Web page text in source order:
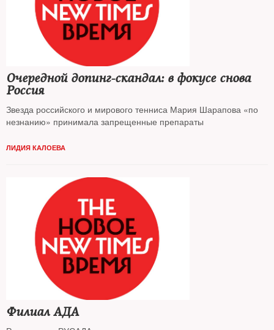
Очередной допинг-скандал: в фокусе снова
Россия
Звезда российского и мирового тенниса Мария Шарапова «по
незнанию» принимала запрещенные препараты
ЛИДИЯ КАЛОЕВА
Филиал АДА